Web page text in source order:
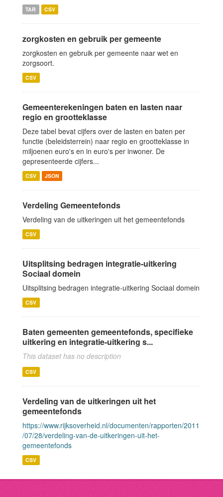
TAR CSV
zorgkosten en gebruik per gemeente
zorgkosten en gebruik per gemeente naar wet en
zorgsoort.
CSV
Gemeenterekeningen baten en lasten naar
regio en grootteklasse
Deze tabel bevat cijfers over de lasten en baten per
functie (beleidsterrein) naar regio en grootteklasse in
miljoenen euro's en in euro's per inwoner. De
gepresenteerde cijfers...
CSV JSON
Verdeling Gemeentefonds
Verdeling van de uitkeringen uit het gemeentefonds
CSV
Uitsplitsing bedragen integratie-uitkering
Sociaal domein
Uitsplitsing bedragen integratie-uitkering Sociaal domein
CSV
Baten gemeenten gemeentefonds, specifieke
uitkering en integratie-uitkering s...
This dataset has no description
CSV
Verdeling van de uitkeringen uit het
gemeentefonds
https://www.rijksoverheid.nl/documenten/rapporten/2011
/07/28/verdeling-van-de-uitkeringen-uit-het-
gemeentefonds
CSV